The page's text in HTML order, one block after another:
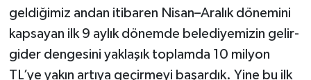
geldiğimiz andan itibaren Nisan–Aralık dönemini
kapsayan ilk 9 aylık dönemde belediyemizin gelir-
gider dengesini yaklaşık toplamda 10 milyon
TL’ye yakın artıya geçirmeyi başardık. Yine bu ilk